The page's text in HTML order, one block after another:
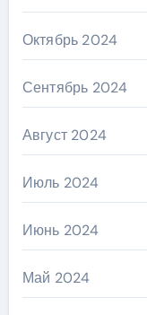
Октябрь 2024
Сентябрь 2024
Август 2024
Июль 2024
Июнь 2024
Май 2024